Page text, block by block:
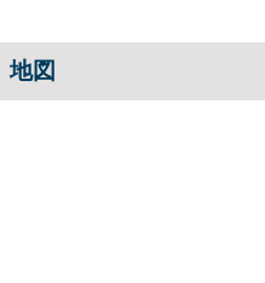
地図